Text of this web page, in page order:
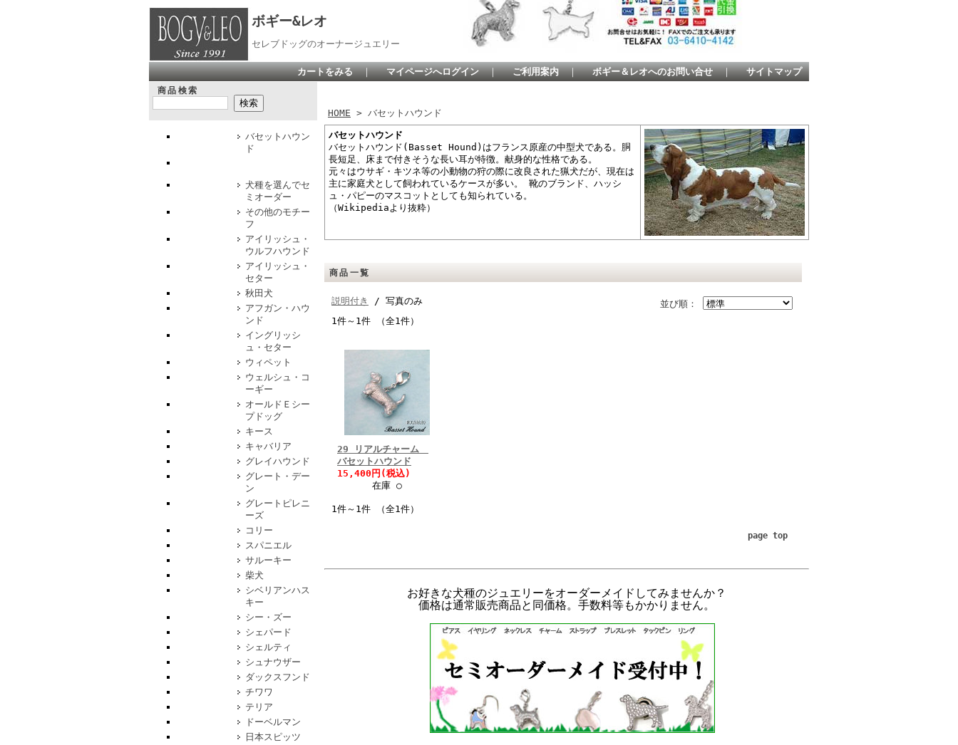
ボギー&レオ
セレブドッグのオーナージュエリー
カートをみる ｜ マイページへログイン ｜ ご利用案内 ｜ ボギー＆レオへのお問い合せ ｜ サイトマップ
商品検索
バセットハウン
ド
犬種を選んでセ
ミオーダー
その他のモチー
フ
アイリッシュ・
ウルフハウンド
アイリッシュ・
セター
秋田犬
アフガン・ハウ
ンド
イングリッシ
ュ・セター
ウィペット
ウェルシュ・コ
ーギー
オールドＥシー
プドッグ
キース
キャバリア
グレイハウンド
グレート・デー
ン
グレートピレニ
ーズ
コリー
スパニエル
サルーキー
柴犬
シベリアンハス
キー
シー・ズー
シェパード
シェルティ
シュナウザー
ダックスフンド
チワワ
テリア
ドーベルマン
日本スピッツ
HOME > バセットハウンド
バセットハウンド
バセットハウンド(Basset Hound)はフランス原産の中型犬である。胴
長短足、床まで付きそうな長い耳が特徴。献身的な性格である。
元々はウサギ・キツネ等の小動物の狩の際に改良された猟犬だが、現在は
主に家庭犬として飼われているケースが多い。 靴のブランド、ハッシ
ュ・パピーのマスコットとしても知られている。
（Wikipediaより抜粋）
商品一覧
並び順：
説明付き
/ 写真のみ
1件～1件 （全1件）
29 リアルチャーム
バセットハウンド
15,400円(税込)
在庫 ○
1件～1件 （全1件）
page top
お好きな犬種のジュエリーをオーダーメイドしてみませんか？
価格は通常販売商品と同価格。手数料等もかかりません。